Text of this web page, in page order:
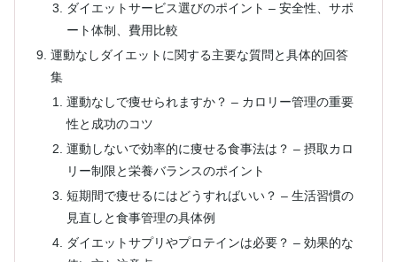
ダイエットサービス選びのポイント – 安全性、サポ
ート体制、費用比較
運動なしダイエットに関する主要な質問と具体的回答
集
運動なしで痩せられますか？ – カロリー管理の重要
性と成功のコツ
運動しないで効率的に痩せる食事法は？ – 摂取カロ
リー制限と栄養バランスのポイント
短期間で痩せるにはどうすればいい？ – 生活習慣の
見直しと食事管理の具体例
ダイエットサプリやプロテインは必要？ – 効果的な